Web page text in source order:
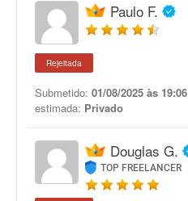
Paulo F.
Rejeitada
Submetido: 01/08/2025 às 19:06
estimada: Privado
Douglas G.
TOP FREELANCER